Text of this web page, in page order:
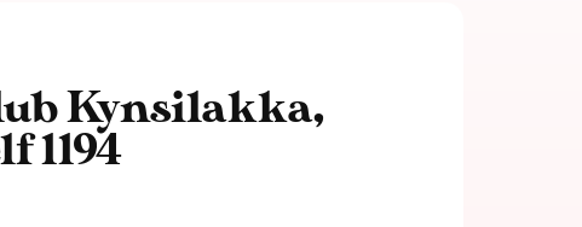
Kynsilakka,
1194